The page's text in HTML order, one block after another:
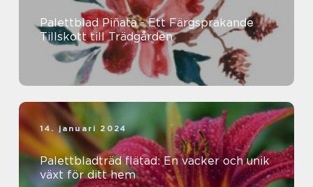
Palettblad Piñata - Ett Färgsprakande
Tillskott till Trädgården
14. januari 2024
Palettbladträd flätad: En vacker och unik
växt för ditt hem